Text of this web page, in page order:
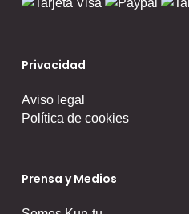
Privacidad
Aviso legal
Política de cookies
Prensa y Medios